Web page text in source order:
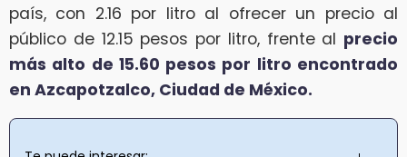
país, con 2.16 por litro al ofrecer un precio al
público de 12.15 pesos por litro, frente al precio
más alto de 15.60 pesos por litro encontrado
en Azcapotzalco, Ciudad de México.